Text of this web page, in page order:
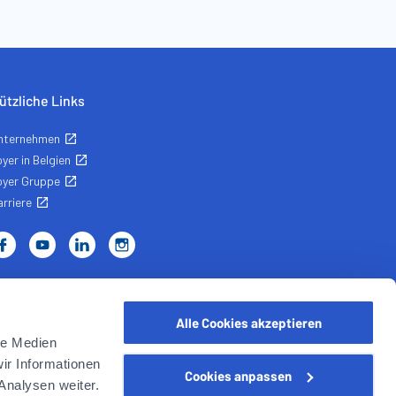
Medien
Informationen
weiter.
Alle Cookies akzeptieren
Cookies anpassen
Links
in Belgien
Gruppe
CapitalatWork Global Health